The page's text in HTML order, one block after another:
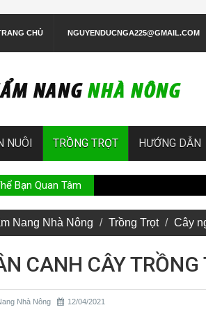
CHỦ NGUYENDUCNGA225@GMAIL.COM
NUÔI TRỒNG TRỌT HƯỚNG DẪN
Bạn Quan Tâm
Nang Nhà Nông Trồng Trọt Cây
CANH CÂY
Nhà Nông 12/04/2021